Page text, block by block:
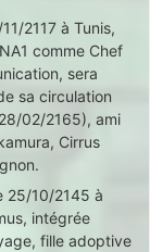
2117 à Tunis,
comme Chef
sera
sa circulation
02/2165), ami
Cirrus
25/10/2145 à
intégrée
fille adoptive